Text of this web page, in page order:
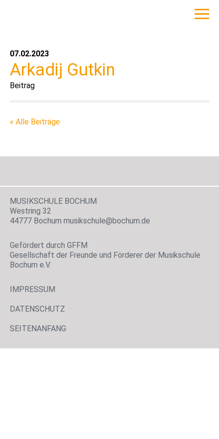
07.02.2023
Arkadij Gutkin
« Alle Beiträge
MUSIKSCHULE BOCHUM
Westring 32
44777 Bochum musikschule@bochum.de
Gefördert durch GFFM
Gesellschaft der Freunde und Förderer der Musikschule
Bochum e.V.
IMPRESSUM
DATENSCHUTZ
SEITENANFANG